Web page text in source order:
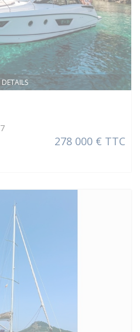
DETAILS
278 000 € TTC